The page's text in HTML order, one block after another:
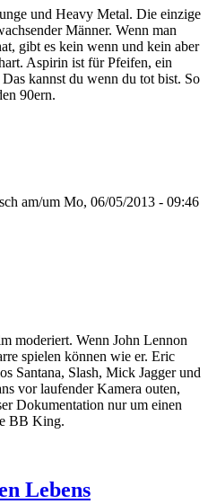
und Heavy Metal. Die einzige
Männer. Wenn man
gibt es kein wenn und kein aber
Aspirin ist für Pfeifen, ein
kannst du wenn du tot bist. So
90ern.
am/um Mo, 06/05/2013 - 09:46
moderiert. Wenn John Lennon
spielen können wie er. Eric
Santana, Slash, Mick Jagger und
vor laufender Kamera outen,
Dokumentation nur um einen
BB King.
Lebens